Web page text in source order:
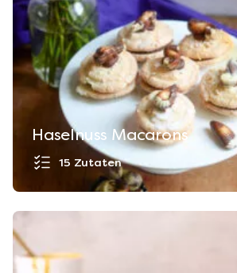
Haselnuss Macarons
15 Zutaten